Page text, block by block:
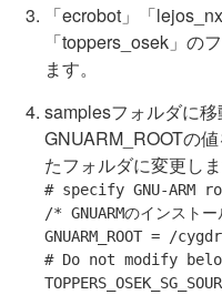
「ecrobot」「
「toppers_osek」の
ます。
samplesフォルダに
GNUARM_ROOTの
たフォルダに変更しま
# specify GNU-ARM
/* GNUARMのインスト
GNUARM_ROOT = /
# Do not modify